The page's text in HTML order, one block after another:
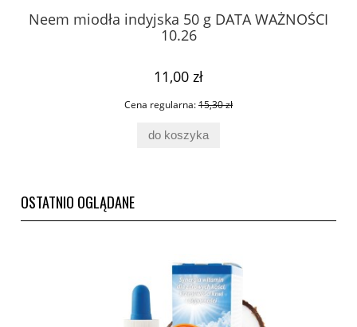
Neem miodła indyjska 50 g DATA WAŻNOŚCI
10.26
11,00 zł
Cena regularna:15,30 zł
do koszyka
OSTATNIO OGLĄDANE